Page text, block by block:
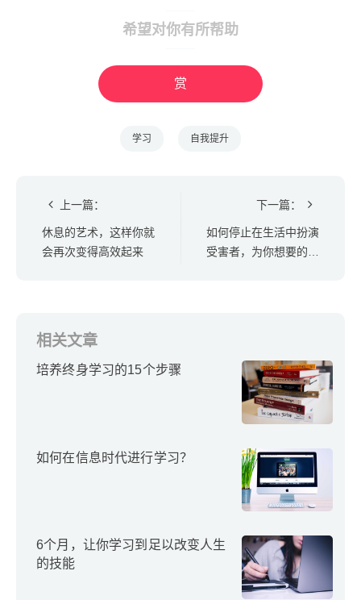
希望对你有所帮助
赏
学习 自我提升
上一篇：
休息的艺术，这样你就
会再次变得高效起来
下一篇：
如何停止在生活中扮演
受害者，为你想要的而
相关文章
培养终身学习的15个步骤
如何在信息时代进行学习？
6个月，让你学习到足以改变人生
的技能